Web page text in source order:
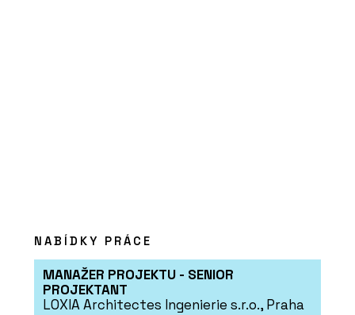
Vypínače a zásuvky Zoni®
NABÍDKY PRÁCE
MANAŽER PROJEKTU - SENIOR
PROJEKTANT
LOXIA Architectes Ingenierie s.r.o., Praha